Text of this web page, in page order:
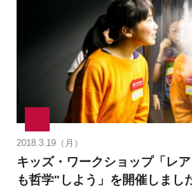
2018.3.19（月）
キッズ・ワークショップ「レ
も哲学"しよう」を開催しまし